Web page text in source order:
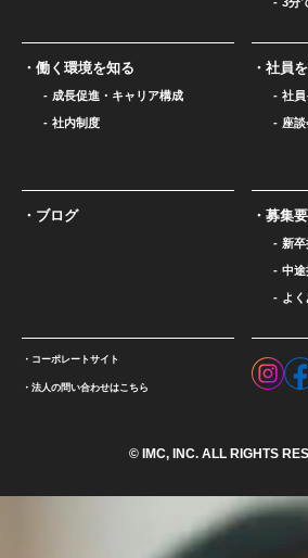
3分
働く環境を知る
成長促進・キャリア構成
社内制度
社員
社員
座談
ブログ 募集
新卒
中途
よ
コーポレートサイト
法人の問い合わせはこちら
© IMC, INC. ALL RIGHTS